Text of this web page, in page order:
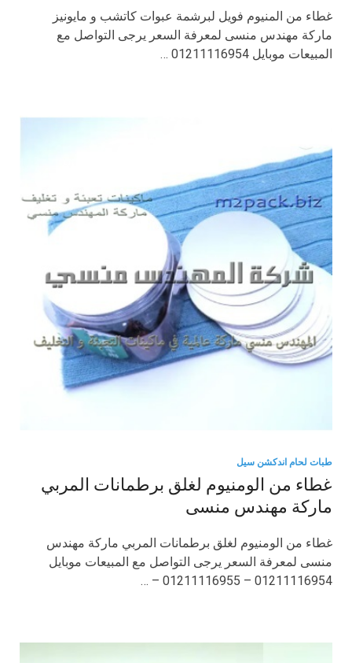
غطاء من المنيوم فويل لبرشمة عبوات كاتشب و مايونيز
ماركة مهندس منسى لمعرفة السعر يرجى التواصل مع
المبيعات موبايل 01211116954 …
طبات لحام اندكشن سيل
غطاء من الومنيوم لغلق برطمانات المربي
ماركة مهندس منسى
غطاء من الومنيوم لغلق برطمانات المربي ماركة مهندس
منسى لمعرفة السعر يرجى التواصل مع المبيعات موبايل
01211116954 – 01211116955 – …